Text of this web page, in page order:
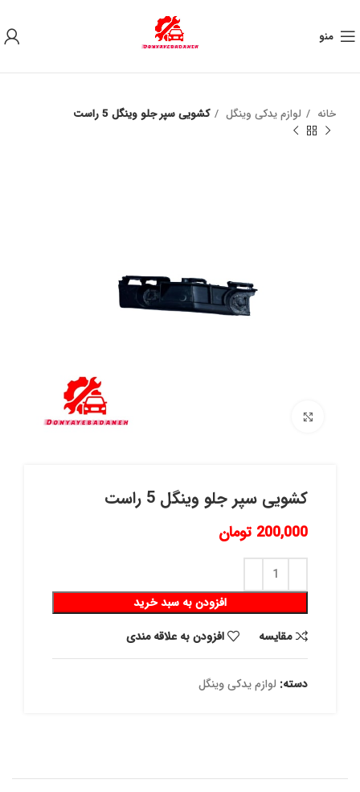
منو
خانه لوازم یدکی وینگل کشویی سپر جلو وینگل 5 راست
کشویی سپر جلو وینگل 5 راست
200,000 تومان
افزودن به سبد خرید
مقايسه
افزودن به علاقه مندی
دسته: لوازم یدکی وینگل
به علت نوسان ارز ، لطفا قبل از خرید تماس بگیرید.